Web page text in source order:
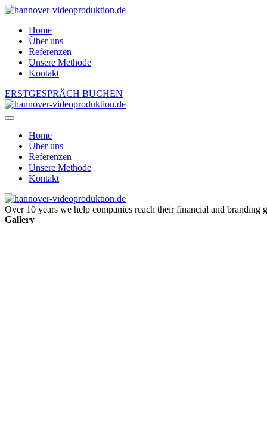
Home
Über uns
Referenzen
Unsere Methode
Kontakt
ERSTGESPRÄCH BUCHEN
Home
Über uns
Referenzen
Unsere Methode
Kontakt
Over 10 years we help companies reach their financial and
Gallery